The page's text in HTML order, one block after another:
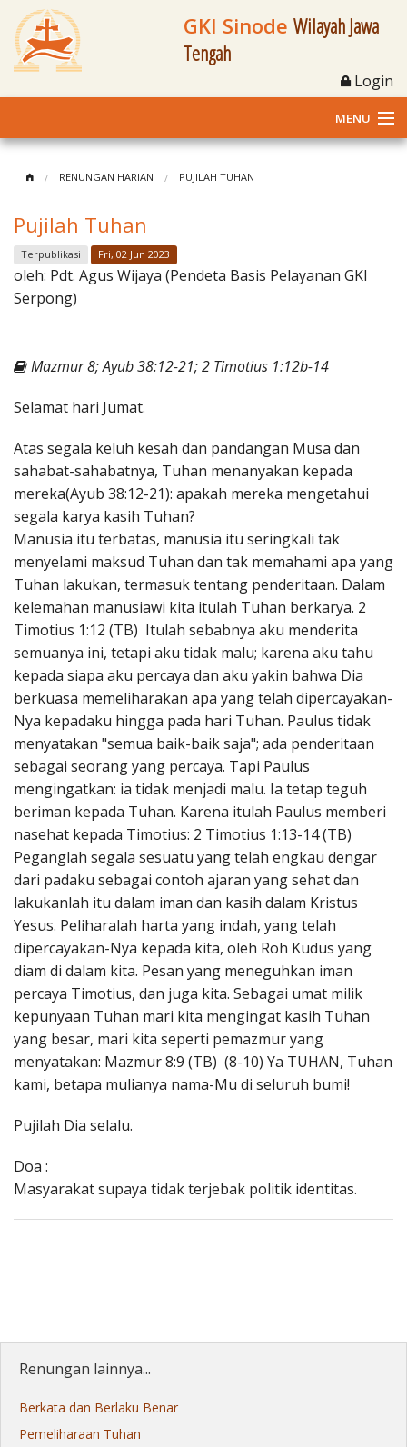
GKI Sinode Wilayah Jawa
Tengah
Login
MENU
Klasis dan Jemaat
Berita Kegiatan
Materi
RENUNGAN HARIAN PUJILAH TUHAN
Pujilah Tuhan
Terpublikasi Fri, 02 Jun 2023
oleh: Pdt. Agus Wijaya (Pendeta Basis Pelayanan GKI
Serpong)
Mazmur 8; Ayub 38:12-21; 2 Timotius 1:12b-14
Selamat hari Jumat.
Atas segala keluh kesah dan pandangan Musa dan
sahabat-sahabatnya, Tuhan menanyakan kepada
mereka(Ayub 38:12-21): apakah mereka mengetahui
segala karya kasih Tuhan?
Manusia itu terbatas, manusia itu seringkali tak
menyelami maksud Tuhan dan tak memahami apa yang
Tuhan lakukan, termasuk tentang penderitaan. Dalam
kelemahan manusiawi kita itulah Tuhan berkarya. 2
Timotius 1:12 (TB) Itulah sebabnya aku menderita
semuanya ini, tetapi aku tidak malu; karena aku tahu
kepada siapa aku percaya dan aku yakin bahwa Dia
berkuasa memeliharakan apa yang telah dipercayakan-
Nya kepadaku hingga pada hari Tuhan. Paulus tidak
menyatakan "semua baik-baik saja"; ada penderitaan
sebagai seorang yang percaya. Tapi Paulus
mengingatkan: ia tidak menjadi malu. Ia tetap teguh
beriman kepada Tuhan. Karena itulah Paulus memberi
nasehat kepada Timotius: 2 Timotius 1:13-14 (TB)
Peganglah segala sesuatu yang telah engkau dengar
dari padaku sebagai contoh ajaran yang sehat dan
lakukanlah itu dalam iman dan kasih dalam Kristus
Yesus. Peliharalah harta yang indah, yang telah
dipercayakan-Nya kepada kita, oleh Roh Kudus yang
diam di dalam kita. Pesan yang meneguhkan iman
percaya Timotius, dan juga kita. Sebagai umat milik
kepunyaan Tuhan mari kita mengingat kasih Tuhan
yang besar, mari kita seperti pemazmur yang
menyatakan: Mazmur 8:9 (TB) (8-10) Ya TUHAN, Tuhan
kami, betapa mulianya nama-Mu di seluruh bumi!
Pujilah Dia selalu.
Doa :
Masyarakat supaya tidak terjebak politik identitas.
Renungan lainnya...
Berkata dan Berlaku Benar
Pemeliharaan Tuhan